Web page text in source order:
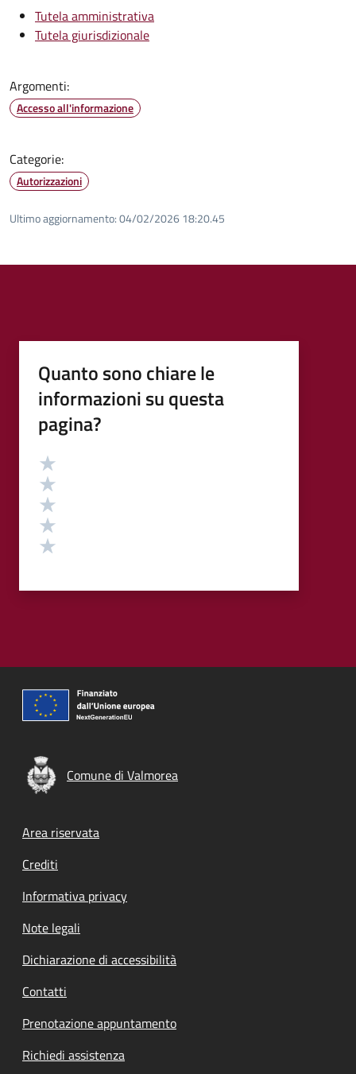
Tutela amministrativa
Tutela giurisdizionale
Argomenti:
Accesso all'informazione
Categorie:
Autorizzazioni
Ultimo aggiornamento:04/02/2026 18:20.45
Quanto sono chiare le
informazioni su questa
pagina?
Valutazione
Comune di Valmorea
Footer menu
Area riservata
Crediti
Informativa privacy
Note legali
Dichiarazione di accessibilità
Contatti
Prenotazione appuntamento
Richiedi assistenza